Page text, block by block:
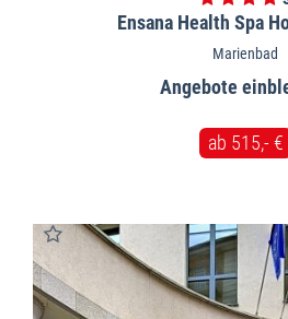
Ensana Health Spa
Marienbad
Angebote
ab 515,- €